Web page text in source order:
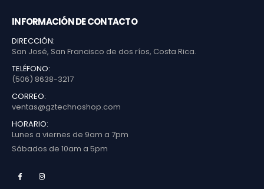
INFORMACIÓN DE CONTACTO
DIRECCIÓN:
San José, San Francisco de dos ríos, Costa Rica.
TELÉFONO:
(506) 8638-3217
CORREO:
ventas@gztechnoshop.com
HORARIO:
Lunes a viernes de 9am a 7pm
Sábados de 10am a 5pm